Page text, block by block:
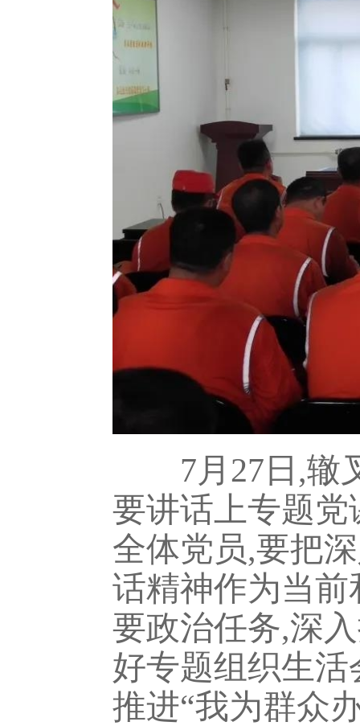
7月27日,辙叉
要讲话上专题
全体党员,要把
话精神作为当
要政治任务,深
好专题组织生
推进“我为群众